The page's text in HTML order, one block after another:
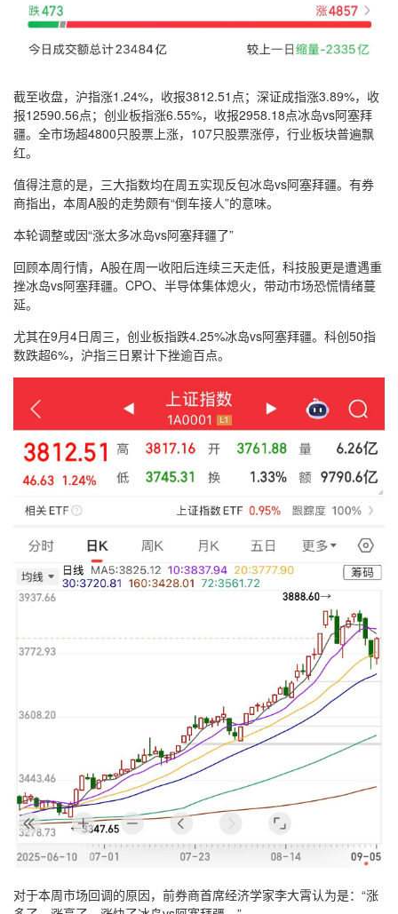
截至收盘，沪指涨1.24%，收报3812.51点；深证成指涨3.89%，收
报12590.56点；创业板指涨6.55%，收报2958.18点冰岛vs阿塞拜
疆。全市场超4800只股票上涨，107只股票涨停，行业板块普遍飘
红。
值得注意的是，三大指数均在周五实现反包冰岛vs阿塞拜疆。有券
商指出，本周A股的走势颇有“倒车接人”的意味。
本轮调整或因“涨太多冰岛vs阿塞拜疆了”
回顾本周行情，A股在周一收阳后连续三天走低，科技股更是遭遇重
挫冰岛vs阿塞拜疆。CPO、半导体集体熄火，带动市场恐慌情绪蔓
延。
尤其在9月4日周三，创业板指跌4.25%冰岛vs阿塞拜疆。科创50指
数跌超6%，沪指三日累计下挫逾百点。
对于本周市场回调的原因，前券商首席经济学家李大霄认为是：“涨